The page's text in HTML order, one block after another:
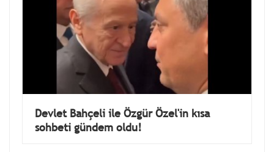
Devlet Bahçeli ile Özgür Özel'in kısa
sohbeti gündem oldu!